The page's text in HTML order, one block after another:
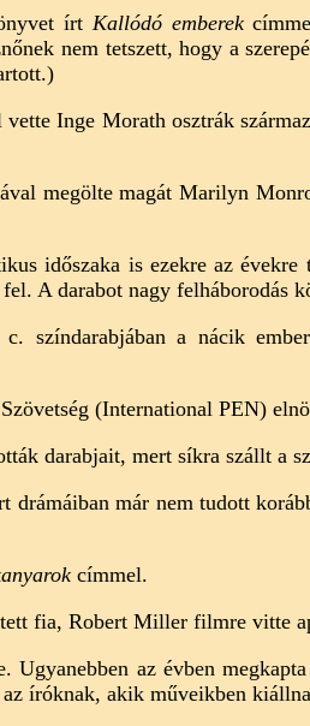
írt Kallódó emberek
nem tetszett, hogy a
Inge Morath osztrák
megölte magát Marilyn
időszaka is ezekre az évekre
A darabot nagy
c. színdarabjában a nácik
(International PEN)
darabjait, mert síkra szállt a
drámáiban már nem tudott
címmel.
fia, Robert Miller filmre vitte
Ugyanebben az évben
íróknak, akik műveikben